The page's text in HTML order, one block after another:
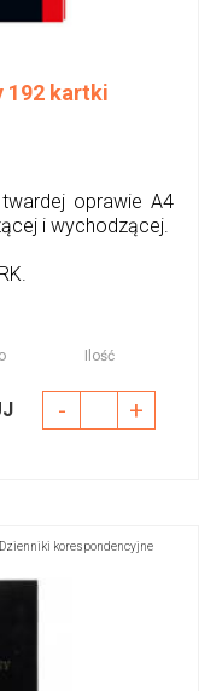
192 kartki
oprawie A4
i wychodzącej.
Ilość
- +
Dzienniki korespondencyjne